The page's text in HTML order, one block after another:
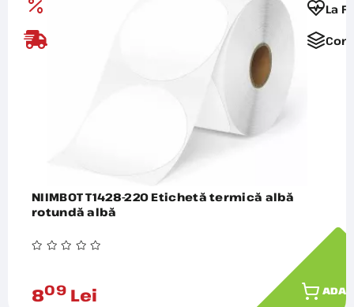
La
NIIMBOT T1428-220 Etichetă termică albă
rotundă albă
809 Lei